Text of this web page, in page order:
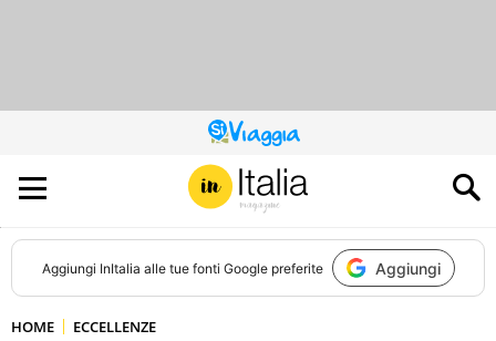
QUESTO
SITO
CONTRIBUISCE
ALL’AUDIENCE
DI
Aggiungi InItalia alle tue fonti Google preferite Aggiungi
HOME ECCELLENZE